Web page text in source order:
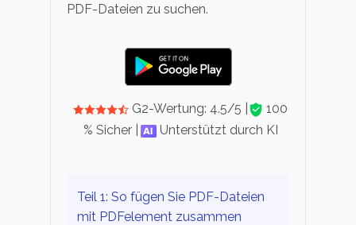
PDF-Dateien zu suchen.
G2-Wertung: 4.5/5 |
100
% Sicher |
Unterstützt durch KI
Teil 1: So fügen Sie PDF-Dateien
mit PDFelement zusammen